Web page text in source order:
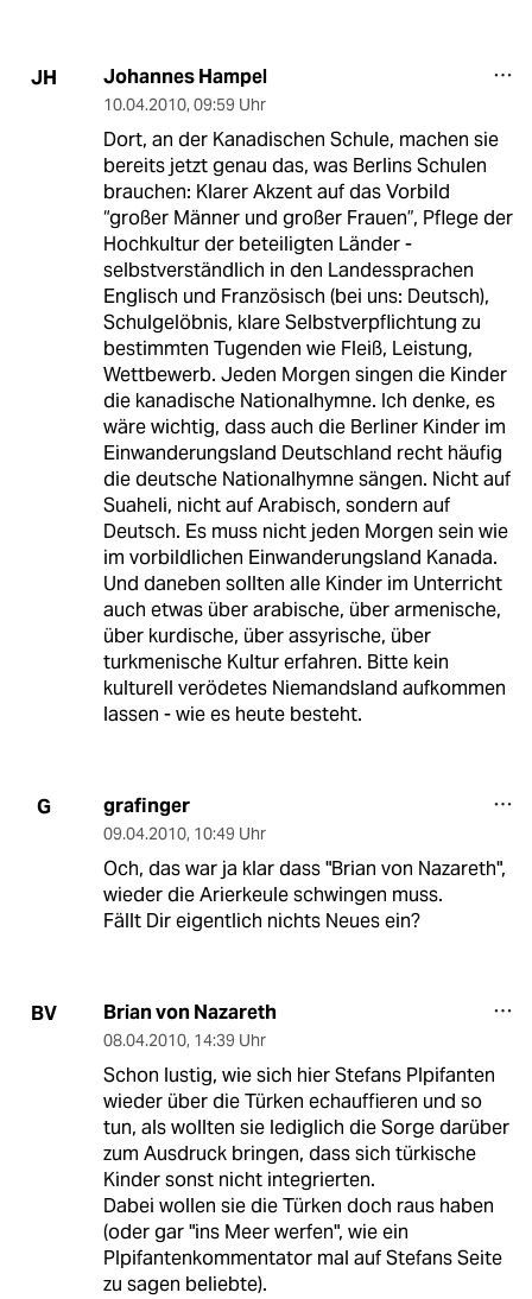
JH Johannes Hampel
10.04.2010, 09:59 Uhr
Dort, an der Kanadischen Schule, machen sie
bereits jetzt genau das, was Berlins Schulen
brauchen: Klarer Akzent auf das Vorbild
“großer Männer und großer Frauen”, Pflege der
Hochkultur der beteiligten Länder -
selbstverständlich in den Landessprachen
Englisch und Französisch (bei uns: Deutsch),
Schulgelöbnis, klare Selbstverpflichtung zu
bestimmten Tugenden wie Fleiß, Leistung,
Wettbewerb. Jeden Morgen singen die Kinder
die kanadische Nationalhymne. Ich denke, es
wäre wichtig, dass auch die Berliner Kinder im
Einwanderungsland Deutschland recht häufig
die deutsche Nationalhymne sängen. Nicht auf
Suaheli, nicht auf Arabisch, sondern auf
Deutsch. Es muss nicht jeden Morgen sein wie
im vorbildlichen Einwanderungsland Kanada.
Und daneben sollten alle Kinder im Unterricht
auch etwas über arabische, über armenische,
über kurdische, über assyrische, über
turkmenische Kultur erfahren. Bitte kein
kulturell verödetes Niemandsland aufkommen
lassen - wie es heute besteht.
G grafinger
09.04.2010, 10:49 Uhr
Och, das war ja klar dass "Brian von Nazareth",
wieder die Arierkeule schwingen muss.
Fällt Dir eigentlich nichts Neues ein?
BV Brian von Nazareth
08.04.2010, 14:39 Uhr
Schon lustig, wie sich hier Stefans PIpifanten
wieder über die Türken echauffieren und so
tun, als wollten sie lediglich die Sorge darüber
zum Ausdruck bringen, dass sich türkische
Kinder sonst nicht integrierten.
Dabei wollen sie die Türken doch raus haben
(oder gar "ins Meer werfen", wie ein
PIpifantenkommentator mal auf Stefans Seite
zu sagen beliebte).